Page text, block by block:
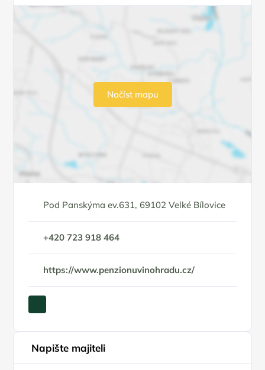
Načíst mapu
Pod Panskýma ev.631, 69102 Velké Bílovice
+420 723 918 464
https://www.penzionuvinohradu.cz/
Napište majiteli